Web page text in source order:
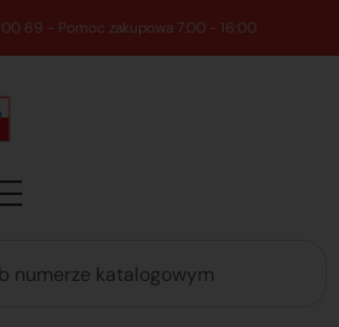
- Pomoc zakupowa 7:00 - 16:00